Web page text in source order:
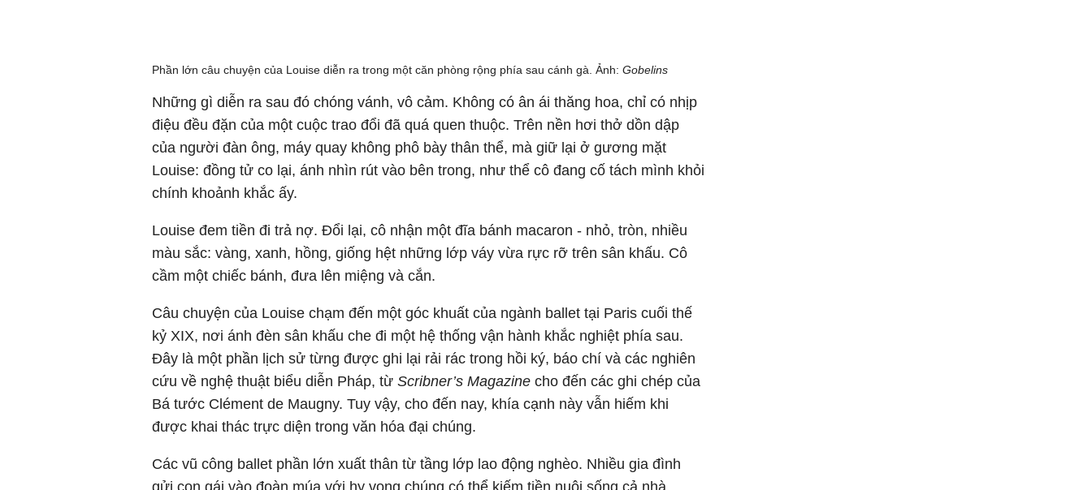
Phần lớn câu chuyện của Louise diễn ra trong một căn phòng rộng phía sau cánh gà. Ảnh: Gobelins
Những gì diễn ra sau đó chóng vánh, vô cảm. Không có ân ái thăng hoa, chỉ có nhịp
điệu đều đặn của một cuộc trao đổi đã quá quen thuộc. Trên nền hơi thở dồn dập
của người đàn ông, máy quay không phô bày thân thể, mà giữ lại ở gương mặt
Louise: đồng tử co lại, ánh nhìn rút vào bên trong, như thể cô đang cố tách mình khỏi
chính khoảnh khắc ấy.
Louise đem tiền đi trả nợ. Đổi lại, cô nhận một đĩa bánh macaron - nhỏ, tròn, nhiều
màu sắc: vàng, xanh, hồng, giống hệt những lớp váy vừa rực rỡ trên sân khấu. Cô
cầm một chiếc bánh, đưa lên miệng và cắn.
Câu chuyện của Louise chạm đến một góc khuất của ngành ballet tại Paris cuối thế
kỷ XIX, nơi ánh đèn sân khấu che đi một hệ thống vận hành khắc nghiệt phía sau.
Đây là một phần lịch sử từng được ghi lại rải rác trong hồi ký, báo chí và các nghiên
cứu về nghệ thuật biểu diễn Pháp, từ Scribner’s Magazine cho đến các ghi chép của
Bá tước Clément de Maugny. Tuy vậy, cho đến nay, khía cạnh này vẫn hiếm khi
được khai thác trực diện trong văn hóa đại chúng.
Các vũ công ballet phần lớn xuất thân từ tầng lớp lao động nghèo. Nhiều gia đình